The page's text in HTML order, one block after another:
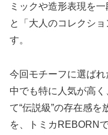
ミックや造形表現を
と「大人のコレクシ
す。
今回モチーフに選ば
中でも特に人気が高
て“伝説級”の存在感
を、トミカREBORN